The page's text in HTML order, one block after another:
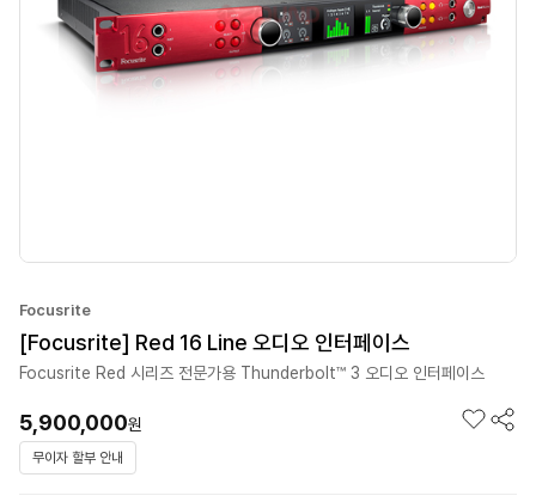
Focusrite
[Focusrite] Red 16 Line 오디오 인터페이스
Focusrite Red 시리즈 전문가용 Thunderbolt™ 3 오디오 인터페이스
5,900,000원
무이자 할부 안내